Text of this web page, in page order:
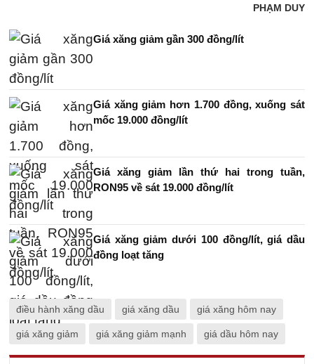
PHẠM DUY
Giá xăng giảm gần 300 đồng/lít
Giá xăng giảm hơn 1.700 đồng, xuống sát
mốc 19.000 đồng/lít
Giá xăng giảm lần thứ hai trong tuần,
RON95 về sát 19.000 đồng/lít
Giá xăng giảm dưới 100 đồng/lít, giá dầu
đồng loạt tăng
điều hành xăng dầu giá xăng dầu giá xăng hôm nay
giá xăng giảm giá xăng giảm mạnh giá dầu hôm nay